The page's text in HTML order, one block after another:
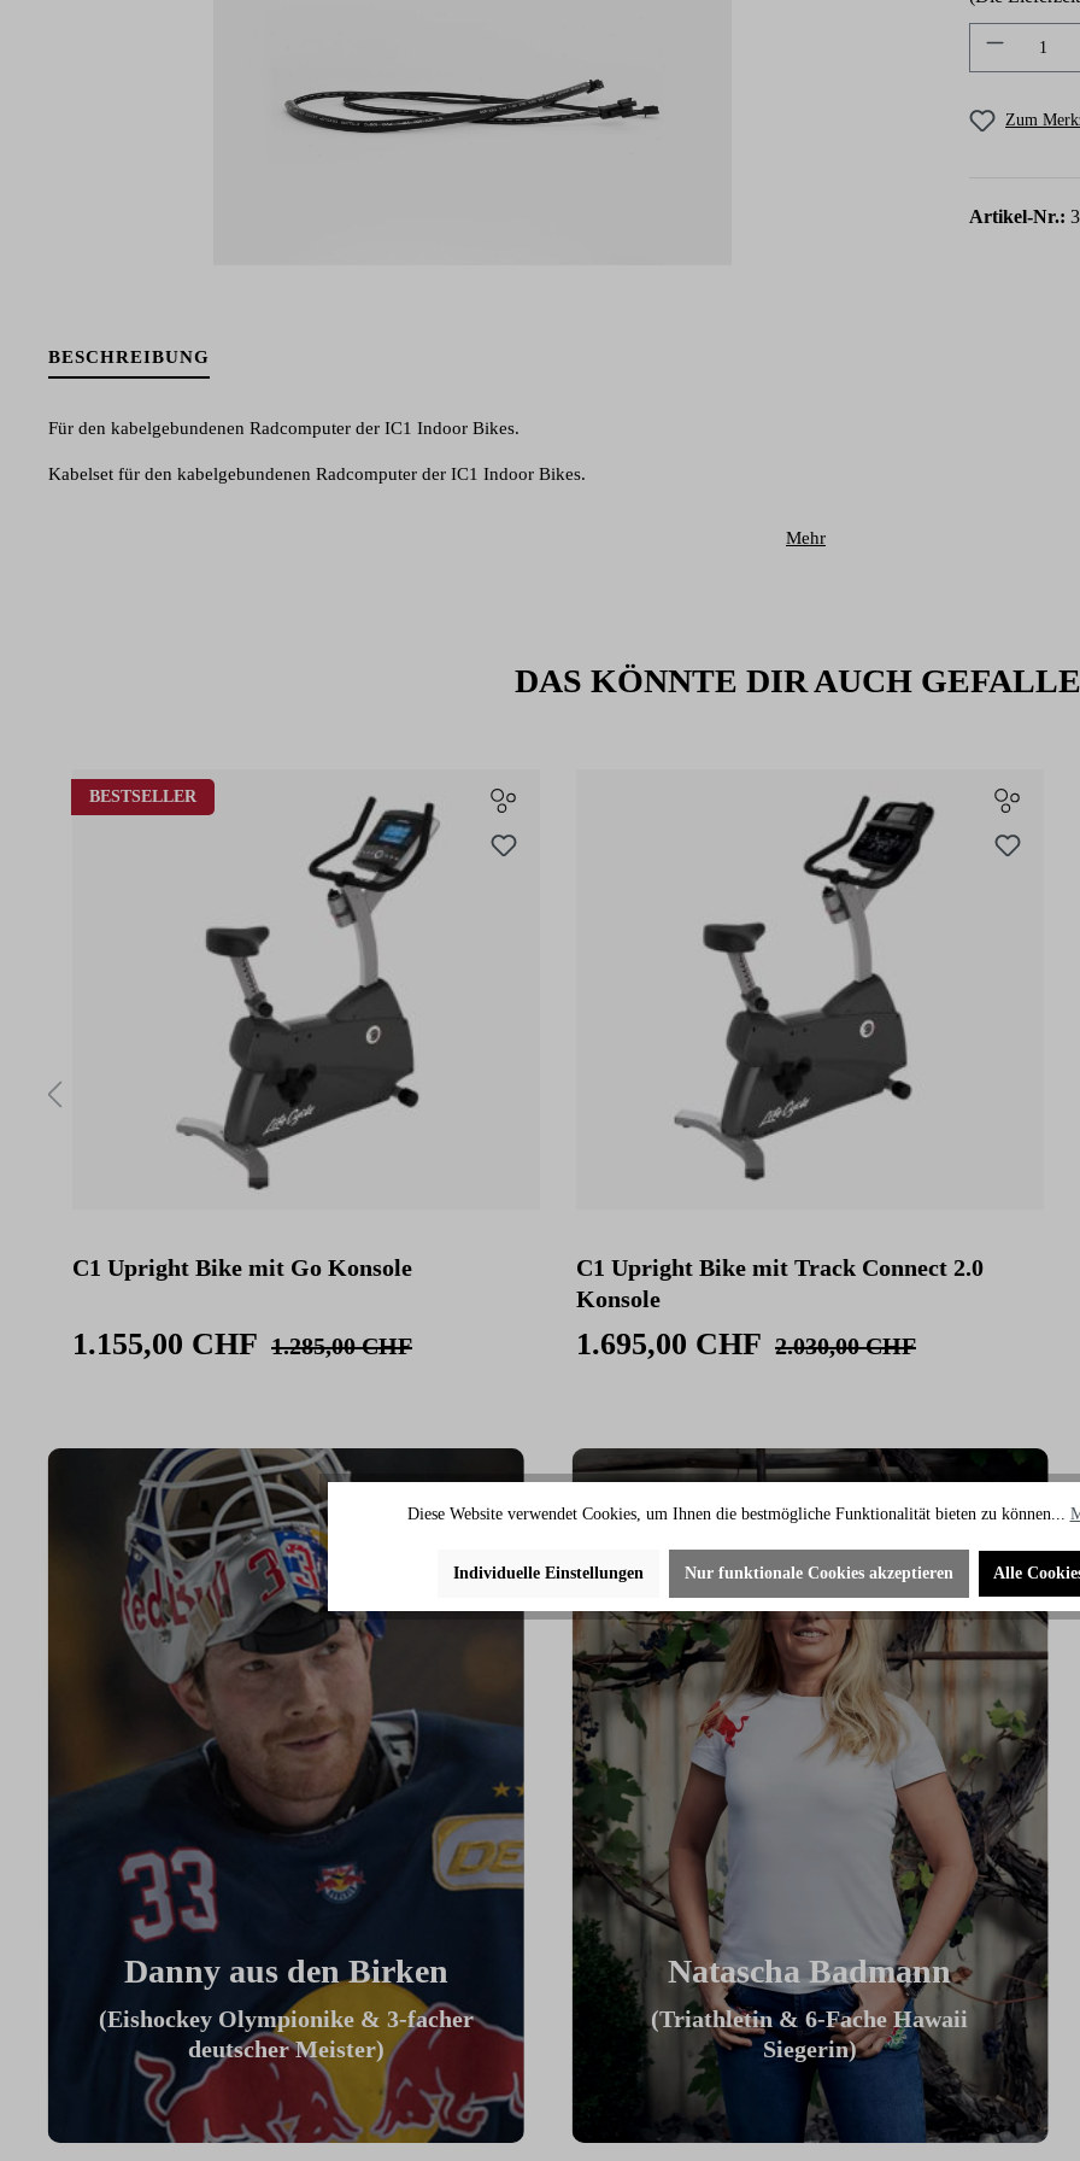
Zum
Artikel-Nr.:
BESCHREIBUNG
Für den kabelgebundenen Radcomputer der IC1 Indoor Bikes.
Kabelset für den kabelgebundenen Radcomputer der IC1 Indoor Bikes.
Mehr
DAS KÖNNTE DIR AUCH
Produktgalerie überspringen
BESTSELLER
C1 Upright Bike mit Go Konsole
1.155,00 CHF 1.285,00 CHF
C1 Upright Bike mit Track Connect 2.0
Konsole
1.695,00 CHF 2.030,00 CHF
Danny aus den Birken
(Eishockey Olympionike & 3-facher
deutscher Meister)
"Ich benutze das Bike jeden Tag und es
hilft mir außerhalb des Eises an meiner
Natascha Badmann
(Triathletin & 6-Fache Hawaii
Siegerin)
„Ich finde mein ICG Bike großartig,
weil ich es meiner TT Position optimal
Diese Website verwendet Cookies, um Ihnen die bestmögliche Funktionalität bieten zu können...
Individuelle Einstellungen Nur funktionale Cookies akzeptieren Alle